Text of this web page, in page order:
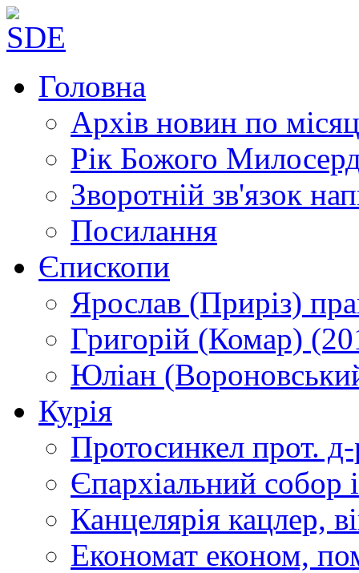
Головна
Архів новин по
Рік Божого
Зворотній зв'язок
Посилання
Єпископи
Ярослав (Приріз)
Григорій (Комар)
Юліан
Курія
Протосинкел прот.
Єпархіальний собор
Канцелярія кацлер,
Економат економ,